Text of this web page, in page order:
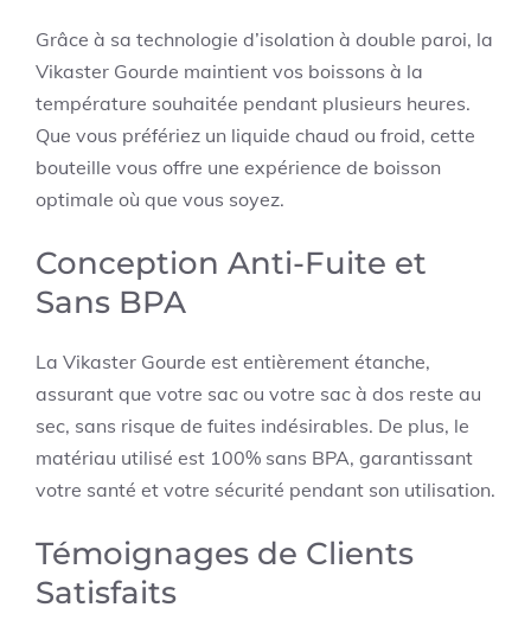
Grâce à sa technologie d’isolation à double paroi, la
Vikaster Gourde maintient vos boissons à la
température souhaitée pendant plusieurs heures.
Que vous préfériez un liquide chaud ou froid, cette
bouteille vous offre une expérience de boisson
optimale où que vous soyez.
Conception Anti-Fuite et
Sans BPA
La Vikaster Gourde est entièrement étanche,
assurant que votre sac ou votre sac à dos reste au
sec, sans risque de fuites indésirables. De plus, le
matériau utilisé est 100% sans BPA, garantissant
votre santé et votre sécurité pendant son utilisation.
Témoignages de Clients
Satisfaits